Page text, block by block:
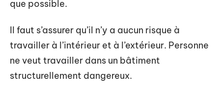
que possible.
Il faut s’assurer qu’il n’y a aucun risque à
travailler à l’intérieur et à l’extérieur. Personne
ne veut travailler dans un bâtiment
structurellement dangereux.